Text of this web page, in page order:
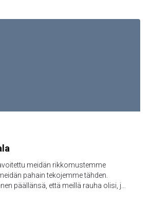
pahasta, [sillä sinun on valtakunta ja
meidän rikkomustemme
pahain tekojemme tähden.
päällänsä, että meillä rauha olisi, ja